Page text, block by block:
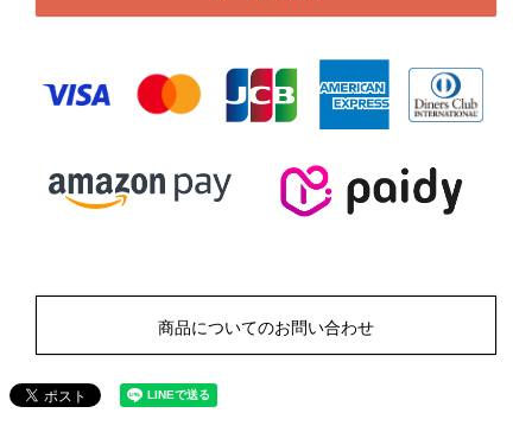
商品についてのお問い合わせ